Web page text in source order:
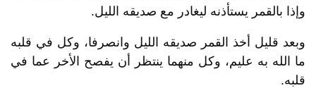
وإذا بالقمر يستأذنه ليغادر مع صديقه الليل.
وبعد قليل أخذ القمر صديقه الليل وانصرفا، وكل في قلبه
ما الله به عليم، وكل منهما ينتظر أن يفصح الأخر عما في
قلبه.